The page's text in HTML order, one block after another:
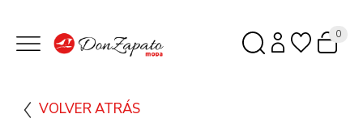
0
VOLVER ATRÁS